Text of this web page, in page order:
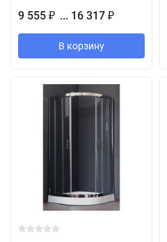
9 555 ₽ ... 16 317 ₽
В корзину